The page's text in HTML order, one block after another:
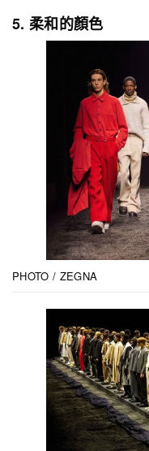
5. 柔和的顏色
PHOTO / ZEGNA